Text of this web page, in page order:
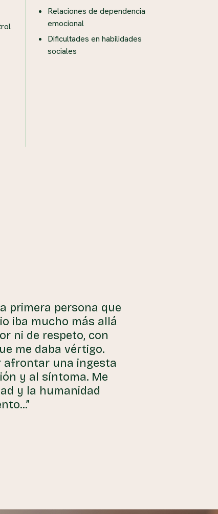
Relaciones de dependencia
emocional
Dificultades en habilidades
sociales
primera persona que
iba mucho más allá
ni de respeto, con
me daba vértigo.
afrontar una ingesta
y al síntoma. Me
y la humanidad